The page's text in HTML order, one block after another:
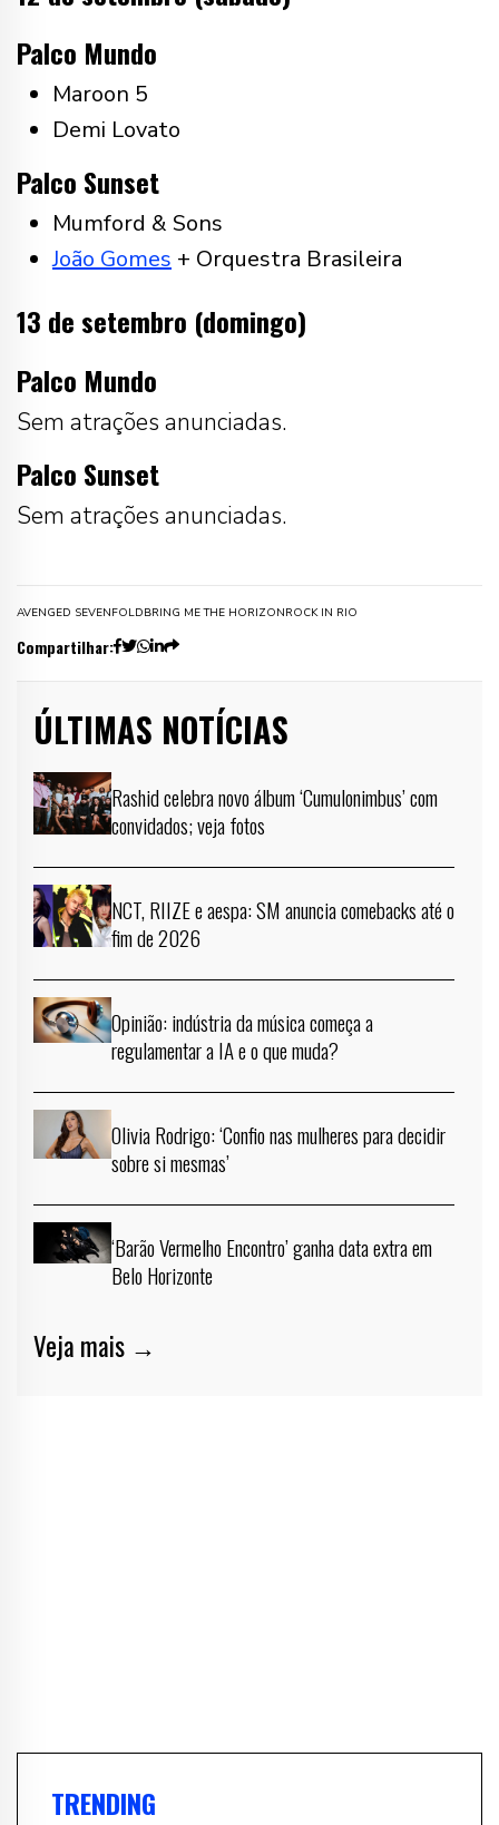
Palco Mundo
Maroon 5
Demi Lovato
Palco Sunset
Mumford & Sons
João Gomes + Orquestra Brasileira
13 de setembro (domingo)
Palco Mundo
Sem atrações anunciadas.
Palco Sunset
Sem atrações anunciadas.
AVENGED SEVENFOLDBRING ME THE HORIZONROCK IN RIO
Compartilhar:
ÚLTIMAS NOTÍCIAS
Rashid celebra novo álbum ‘Cumulonimbus’ com
convidados; veja fotos
NCT, RIIZE e aespa: SM anuncia comebacks até o
fim de 2026
Opinião: indústria da música começa a
regulamentar a IA e o que muda?
Olivia Rodrigo: ‘Confio nas mulheres para decidir
sobre si mesmas’
‘Barão Vermelho Encontro’ ganha data extra em
Belo Horizonte
Veja mais →
TRENDING